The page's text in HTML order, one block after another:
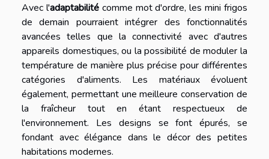
Avec l'adaptabilitécomme mot d'ordre, les mini frigos
de demain pourraient intégrer des fonctionnalités
avancées telles que la connectivité avec d'autres
appareils domestiques, ou la possibilité de moduler la
température de manière plus précise pour différentes
catégories d'aliments. Les matériaux évoluent
également, permettant une meilleure conservation de
la fraîcheur tout en étant respectueux de
l'environnement. Les designs se font épurés, se
fondant avec élégance dans le décor des petites
habitations modernes.